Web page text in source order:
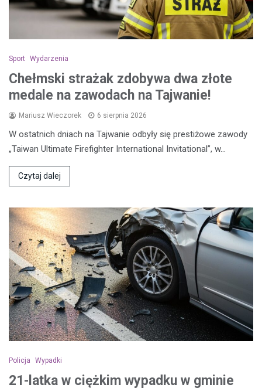
Sport Wydarzenia
Chełmski strażak zdobywa dwa złote
medale na zawodach na Tajwanie!
Mariusz Wieczorek 6 sierpnia 2026
W ostatnich dniach na Tajwanie odbyły się prestiżowe zawody
„Taiwan Ultimate Firefighter International Invitational”, w…
Czytaj dalej
Policja Wypadki
21-latka w ciężkim wypadku w gminie